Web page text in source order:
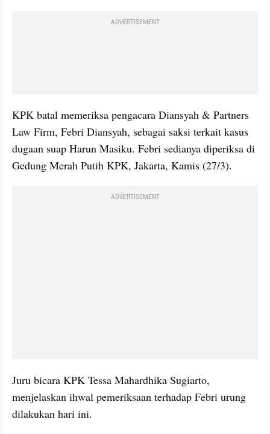
ADVERTISEMENT
KPK batal memeriksa pengacara Diansyah & Partners
Law Firm, Febri Diansyah, sebagai saksi terkait kasus
dugaan suap Harun Masiku. Febri sedianya diperiksa di
Gedung Merah Putih KPK, Jakarta, Kamis (27/3).
ADVERTISEMENT
Juru bicara KPK Tessa Mahardhika Sugiarto,
menjelaskan ihwal pemeriksaan terhadap Febri urung
dilakukan hari ini.